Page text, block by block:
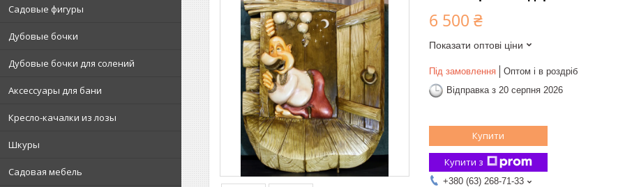
Садовые фигуры
Дубовые бочки
Дубовые бочки для солений
Аксессуары для бани
Кресло-качалки из лозы
Шкуры
Садовая мебель
6 500 ₴
Показати оптові ціни
Під замовлення
Оптом і в роздріб
Відправка з 20 серпня 2026
Купити
Купити з
+380 (63) 268-71-33